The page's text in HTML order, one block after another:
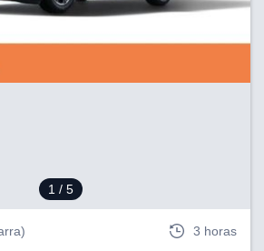
1 / 5
3 horas